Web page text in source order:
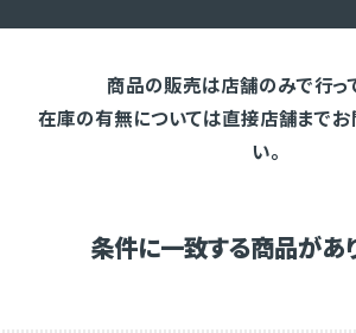
商品の販売は店舗のみで行っ
在庫の有無については直接店舗までお
い。
条件に一致する商品があ